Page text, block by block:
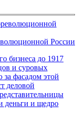
России
бизнеса до 1917
и суровых
фасадом этой
деловой
деньги и щедро